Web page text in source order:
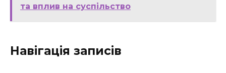
та вплив на суспільство
Навігація записів